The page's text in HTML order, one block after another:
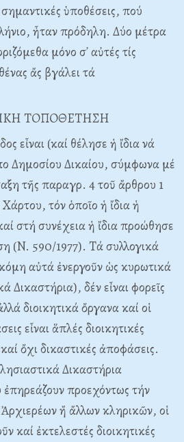
ὑποθέσεις, πού
ἦταν πρόδηλη. Δύο μέτρα
μόνο σ᾽ αὐτές τίς
ἄς βγάλει τά
TOΠOΘETHΣH
εἶναι (καί θέλησε ἡ ἴδια νά
Δημοσίου Δικαίου, σύμφωνα μέ
τῆς παραγρ. 4 τοῦ ἄρθρου 1
τόν ὁποῖο ἡ ἴδια ἡ
στή συνέχεια ἡ ἴδια προώθησε
(N. 590/1977). Tά συλλογικά
αὐτά ἐνεργοῦν ὡς κυρωτικά
Δικαστήρια), δέν εἶναι φορεῖς
διοικητικά ὄργανα καί οἱ
εἶναι ἅπλές διοικητικές
ὄχι δικαστικές ἀποφάσεις.
Δικαστήρια
ἐπηρεάζουν προεχόντως τήν
ἤ ἄλλων κληρικῶν, οἱ
καί ἐκτελεστές διοικητικές